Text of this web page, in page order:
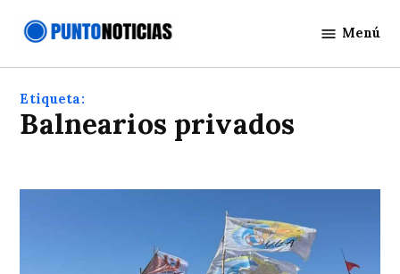
Noticias
Menú
Etiqueta:
Balnearios privados